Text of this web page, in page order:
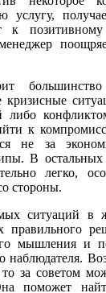
услугу,
к позитивному
кризисные
либо
к
не за
В
легко,
стороны.
ситуаций в
правильного
мышления и
наблюдателя.
за советом
поможет